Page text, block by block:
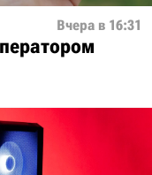
Вчера в 16:31